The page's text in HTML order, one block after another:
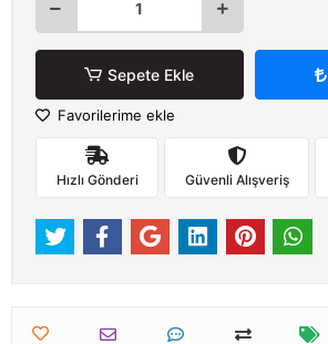
Sepete Ekle
Favorilerime ekle
Hızlı Gönderi Güvenli Alışveriş